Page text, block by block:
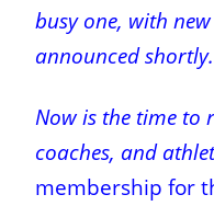
busy one, with
announced shortly.
Now is the time to
coaches, and
membership for